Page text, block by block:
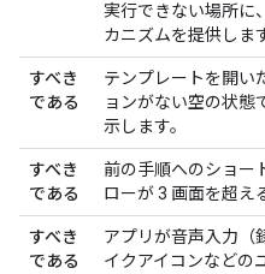
実行できない場所に
カニズムを提供しま
すべき
である
テンプレートを開い
ョンがない空の状態
示します。
すべき
である
前の手順へのショー
ローが 3 画面を超え
すべき
である
アプリが音声入力（
イクアイコンなどの